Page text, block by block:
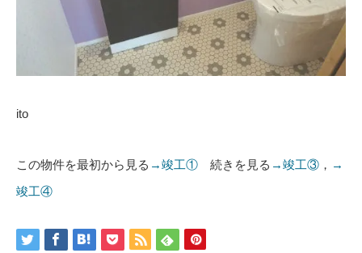
ito
この物件を最初から見る →竣工① 続きを見る →竣工③ ， →
竣工④